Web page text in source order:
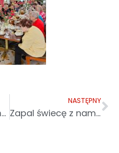
Projekt dla bezdomnych, pielgrzymka do Częstochowy i noclegowania w Leżajsku
NASTĘPNY
Zapal świecę z nami – startuje kolejna edycja Wigilijnego Dzieła Pomocy Dzieciom